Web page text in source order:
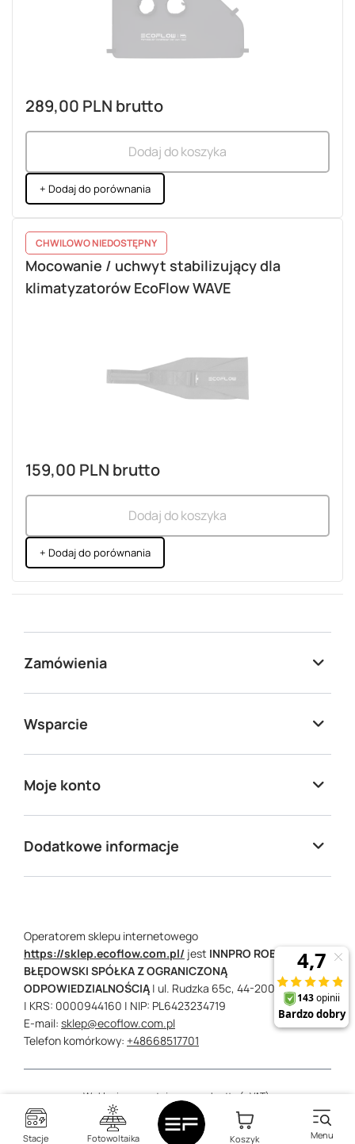
Stacje Fotowoltaika Koszyk Menu
289,00 PLN brutto
Dodaj do koszyka
+ Dodaj do porównania
CHWILOWO NIEDOSTĘPNY
Mocowanie / uchwyt stabilizujący dla
klimatyzatorów EcoFlow WAVE
159,00 PLN brutto
Dodaj do koszyka
+ Dodaj do porównania
Zamówienia
Wsparcie
Moje konto
Dodatkowe informacje
Operatorem sklepu internetowego
https://sklep.ecoflow.com.pl/ jest INNPRO ROBERT
BŁĘDOWSKI SPÓŁKA Z OGRANICZONĄ
ODPOWIEDZIALNOŚCIĄ | ul. Rudzka 65c, 44-200 Rybnik
| KRS: 0000944160 | NIP: PL6423234719
E-mail: sklep@ecoflow.com.pl
Telefon komórkowy: +48668517701
W sklepie prezentujemy ceny brutto (z VAT).
Stawki VAT dla konsumentów z kraju:Polska